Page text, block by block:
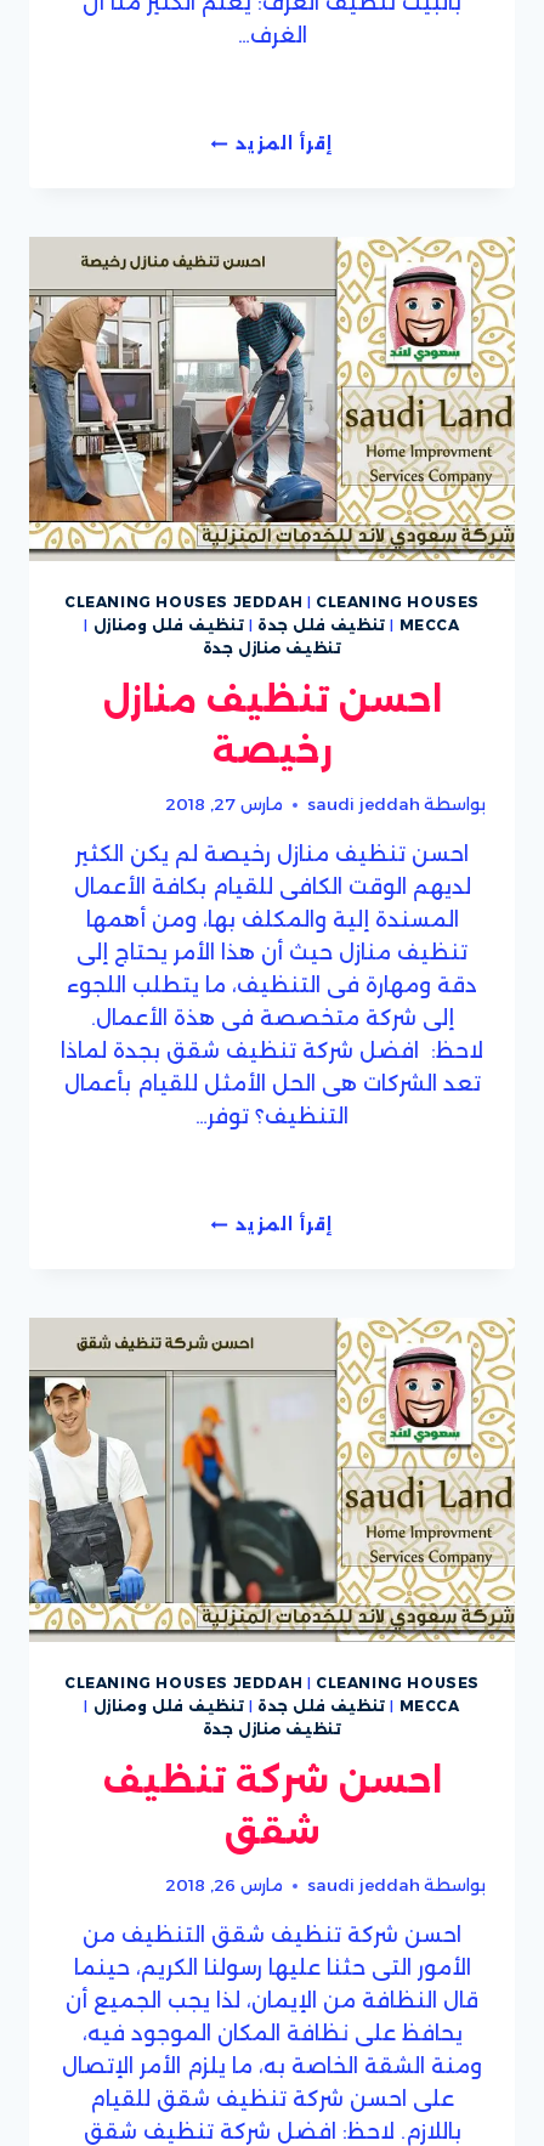
الغرف…
إقرأ المزيدشركة
CLEANING HOUSES JEDDAH | CLEANING HOUSES
MECCA
| تنظيف فلل جدة | تنظيف فلل ومنازل |
تنظيف منازل جدة
احسن تنظيف منازل
رخيصة
بواسطة saudi jeddah مارس 27, 2018
احسن تنظيف منازل رخيصة لم يكن الكثير
لديهم الوقت الكافى للقيام بكافة الأعمال
المسندة إلية والمكلف بها، ومن أهمها
تنظيف منازل حيث أن هذا الأمر يحتاج إلى
دقة ومهارة فى التنظيف، ما يتطلب اللجوء
إلى شركة متخصصة فى هذة الأعمال.
لاحظ: افضل شركة تنظيف شقق بجدة لماذا
تعد الشركات هى الحل الأمثل للقيام بأعمال
التنظيف؟ توفر…
إقرأ المزيداحسن
CLEANING HOUSES JEDDAH | CLEANING HOUSES
MECCA
| تنظيف فلل جدة | تنظيف فلل ومنازل |
تنظيف منازل جدة
احسن شركة تنظيف
شقق
بواسطة saudi jeddah مارس 26, 2018
احسن شركة تنظيف شقق التنظيف من
الأمور التى حثنا عليها رسولنا الكريم، حينما
قال النظافة من الإيمان، لذا يجب الجميع أن
يحافظ على نظافة المكان الموجود فيه،
ومنة الشقة الخاصة به، ما يلزم الأمر الإتصال
على احسن شركة تنظيف شقق للقيام
باللازم. لاحظ: افضل شركة تنظيف شقق